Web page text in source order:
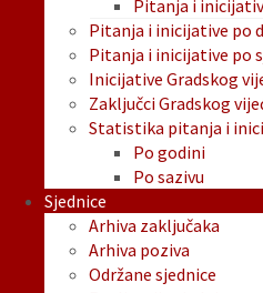
Pitanja i
Pitanja i inicijative po
Pitanja i inicijative po
Inicijative Gradskog
Zaključci Gradskog
Statistika pitanja i
Po godini
Po sazivu
Sjednice
Arhiva zaključaka
Arhiva poziva
Održane sjednice